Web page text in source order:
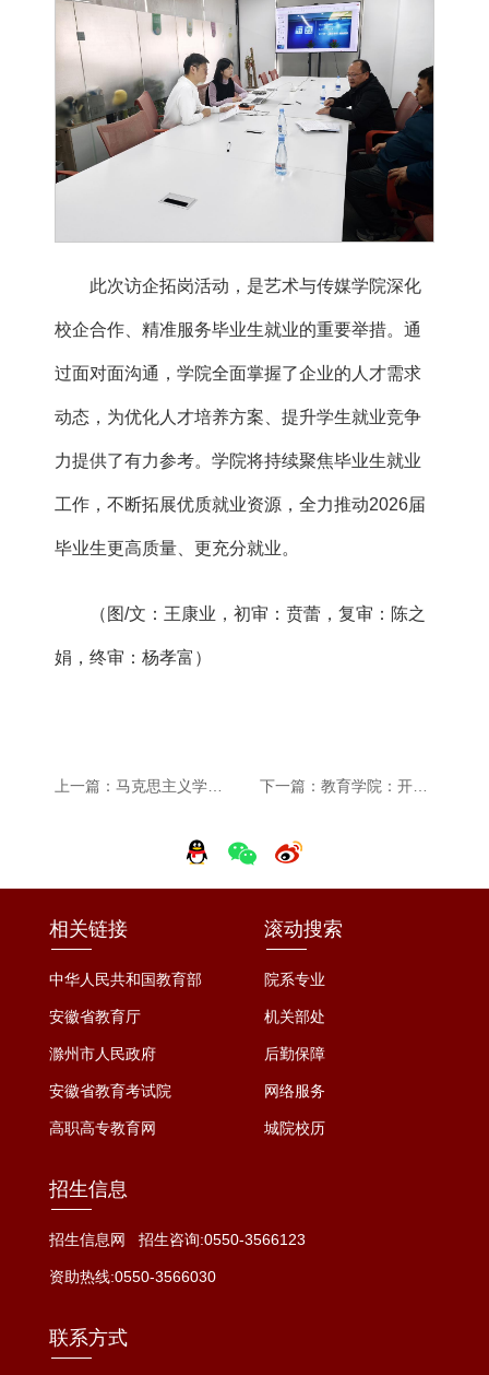
此次访企拓岗活动，是艺术与传媒学院深化
校企合作、精准服务毕业生就业的重要举措。通
过面对面沟通，学院全面掌握了企业的人才需求
动态，为优化人才培养方案、提升学生就业竞争
力提供了有力参考。学院将持续聚焦毕业生就业
工作，不断拓展优质就业资源，全力推动2026届
毕业生更高质量、更充分就业。
（图/文：王康业，初审：贲蕾，复审：陈之
娟，终审：杨孝富）
下一篇：教育学院：开展青年学子非遗剪纸体验活动
相关链接
中华人民共和国教育部
安徽省教育厅
滁州市人民政府
安徽省教育考试院
高职高专教育网
滚动搜索
院系专业
机关部处
后勤保障
网络服务
城院校历
招生信息
招生信息网 招生咨询:0550-3566123
资助热线:0550-3566030
联系方式